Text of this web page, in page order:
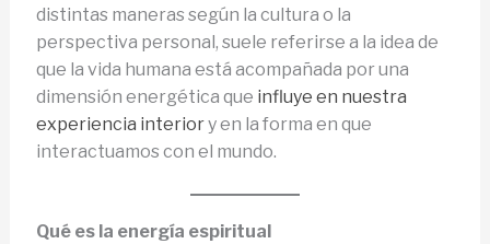
distintas maneras según la cultura o la
perspectiva personal, suele referirse a la idea de
que la vida humana está acompañada por una
dimensión energética que influye en nuestra
experiencia interiory en la forma en que
interactuamos con el mundo.
Qué es la energía espiritual